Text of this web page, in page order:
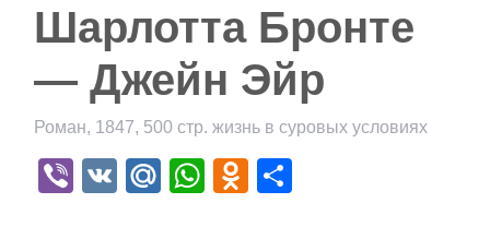
Шарлотта Бронте
— Джейн Эйр
Роман, 1847, 500 стр. жизнь в суровых условиях
Viber
VK Mail.Ru
WhatsApp
Odnoklassniki